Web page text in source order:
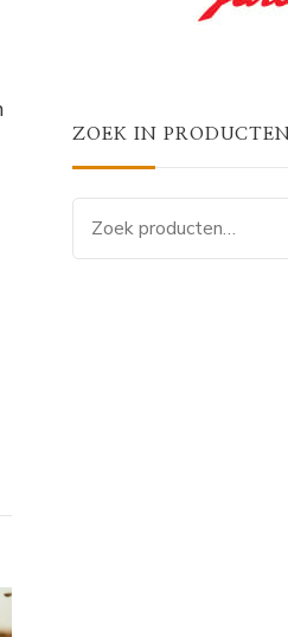
ZOEK IN PRODUCTEN